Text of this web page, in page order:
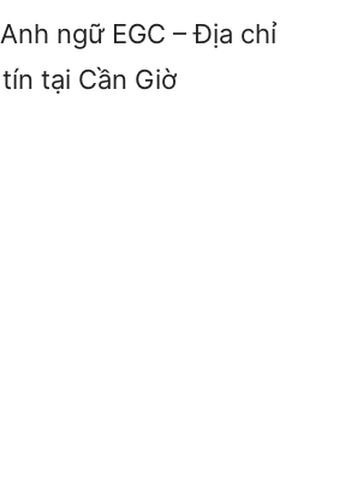
ngữ EGC – Địa chỉ
tại Cần Giờ